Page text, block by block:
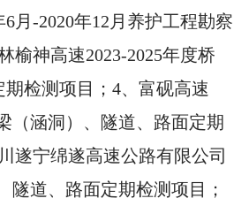
月-2020年12月养护工程勘察
榆神高速2023-2025年度桥
检测项目；4、富砚高速
（涵洞）、隧道、路面定期
遂宁绵遂高速公路有限公司
隧道、路面定期检测项目；